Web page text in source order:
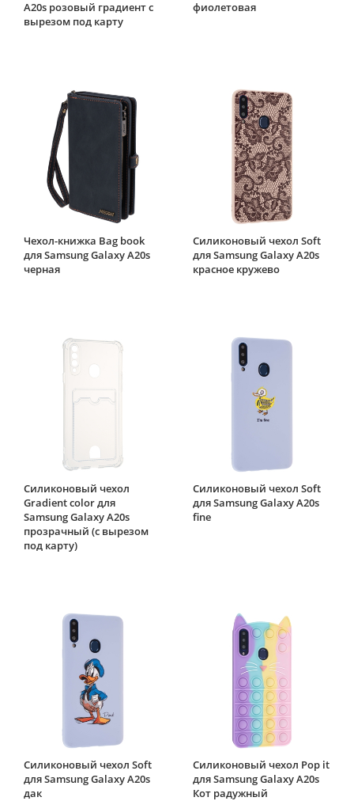
A20s розовый градиент c
вырезом под карту
фиолетовая
Чехол-книжка Bag book
для Samsung Galaxy A20s
черная
Силиконовый чехол Soft
для Samsung Galaxy A20s
красное кружево
Силиконовый чехол
Gradient color для
Samsung Galaxy A20s
прозрачный (с вырезом
под карту)
Силиконовый чехол Soft
для Samsung Galaxy A20s
fine
Силиконовый чехол Soft
для Samsung Galaxy A20s
дак
Силиконовый чехол Pop it
для Samsung Galaxy A20s
Кот радужный